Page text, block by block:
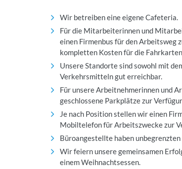
Wir betreiben eine eigene Cafeteria.
Für die Mitarbeiterinnen und
einen Firmenbus für den Arbeitsweg
kompletten Kosten für die
Unsere Standorte sind sowohl mit
Verkehrsmitteln gut erreichbar.
Für unsere Arbeitnehmerinnen und
geschlossene Parkplätze zur
Je nach Position stellen wir einen
Mobiltelefon für Arbeitszwecke zur
Büroangestellte haben
Wir feiern unsere gemeinsamen
einem Weihnachtsessen.